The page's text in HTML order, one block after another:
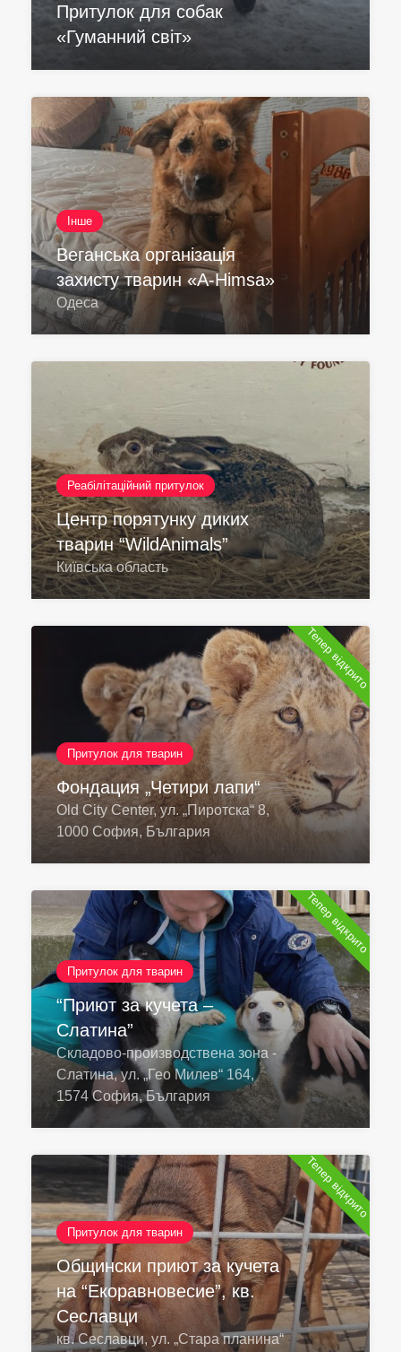
Притулок для собак
«Гуманний світ»
Інше
Веганська організація
захисту тварин «A-Himsa»
Одеса
Реабілітаційний притулок
Центр порятунку диких
тварин “WildAnimals”
Київська область
Тепер відкрито
Притулок для тварин
Фондация „Четири лапи“
Old City Center, ул. „Пиротска“ 8,
1000 София, България
Тепер відкрито
Притулок для тварин
“Приют за кучета –
Слатина”
Складово-производствена зона -
Слатина, ул. „Гео Милев“ 164,
1574 София, България
Тепер відкрито
Притулок для тварин
Общински приют за кучета
на “Екоравновесие”, кв.
Сеславци
кв. Сеславци, ул. „Стара планина“